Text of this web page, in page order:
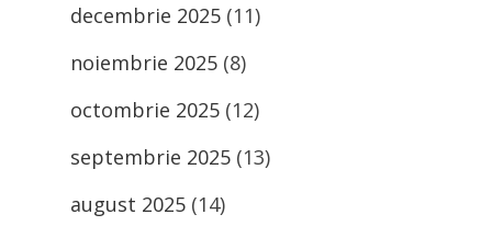
decembrie 2025 (11)
noiembrie 2025 (8)
octombrie 2025 (12)
septembrie 2025 (13)
august 2025 (14)